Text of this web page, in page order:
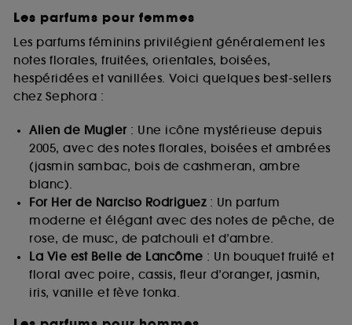
Les parfums pour femmes
Les parfums féminins privilégient généralement les
notes florales, fruitées, orientales, boisées,
hespéridées et vanillées. Voici quelques best-sellers
chez Sephora :
Alien de Mugler: Une icône mystérieuse depuis
2005, avec des notes florales, boisées et ambrées
(jasmin sambac, bois de cashmeran, ambre
blanc).
For Her de Narciso Rodriguez: Un parfum
moderne et élégant avec des notes de pêche, de
rose, de musc, de patchouli et d’ambre.
La Vie est Belle de Lancôme : Un bouquet fruité et
floral avec poire, cassis, fleur d’oranger, jasmin,
iris, vanille et fève tonka.